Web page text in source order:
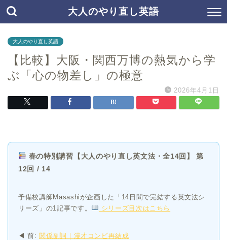
大人のやり直し英語
大人のやり直し英語
【比較】大阪・関西万博の熱気から学
ぶ「心の物差し」の極意
2026年4月1日
春の特別講習【大人のやり直し英文法・全14回】 第
12回 / 14
予備校講師Masashiが企画した「14日間で完結する英文法シ
リーズ」の1記事です。
シリーズ目次はこちら
◀ 前: 関係副詞｜漫才コンビ再結成